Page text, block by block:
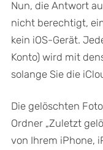
Nun, die Antwort
nicht berechtigt,
kein iOS-Gerät.
Konto) wird mit
solange Sie die
Die gelöschten
Ordner „Zuletzt
von Ihrem iPhone,